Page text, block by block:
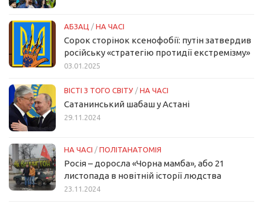
АБЗАЦ / НА ЧАСІ
Сорок сторінок ксенофобії: путін затвердив
російську «стратегію протидії екстремізму»
03.01.2025
ВІСТІ З ТОГО СВІТУ / НА ЧАСІ
Сатанинський шабаш у Астані
29.11.2024
НА ЧАСІ / ПОЛІТАНАТОМІЯ
Росія – доросла «Чорна мамба», або 21
листопада в новітній історії людства
23.11.2024